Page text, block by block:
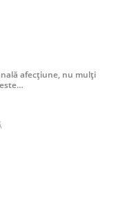
afecțiune, nu mulți